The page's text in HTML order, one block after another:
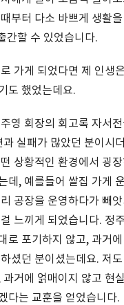
부터 다소 바쁘게 생활
간할 수 있었습니다.
가게 되었다면 제 인생
도 했었는데요.
영 회장의 회고록 자서
과 실패가 많았던 분이시
상황적인 환경에서 굉
데, 예를들어 쌀집 가게
공장을 운영하다가 빼
느끼게 되었습니다. 정
로 포기하지 않고, 과거
셨던 분이셨는데요. 저
과거에 얽매이지 않고 현
다는 교훈을 얻었습니다.